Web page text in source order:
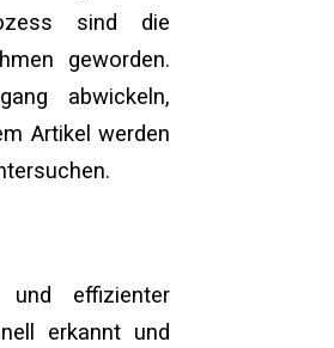
sind die
geworden.
abwickeln,
Artikel werden
und effizienter
erkannt und